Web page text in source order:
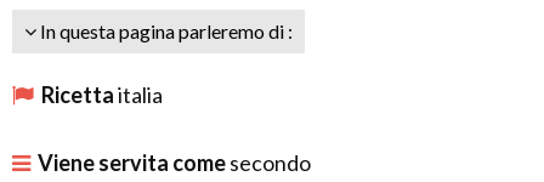
In questa pagina parleremo di :
Ricettaitalia
Viene servita comesecondo